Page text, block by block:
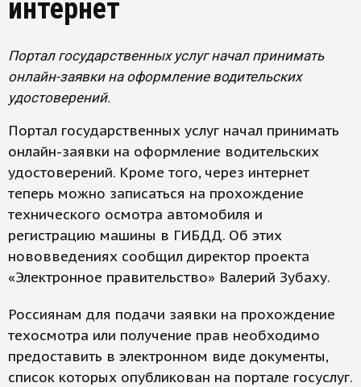
интернет
Портал государственных услуг начал принимать
онлайн-заявки на оформление водительских
удостоверений.
Портал государственных услуг начал принимать
онлайн-заявки на оформление водительских
удостоверений. Кроме того, через интернет
теперь можно записаться на прохождение
технического осмотра автомобиля и
регистрацию машины в ГИБДД. Об этих
нововведениях сообщил директор проекта
«Электронное правительство» Валерий Зубаху.
Россиянам для подачи заявки на прохождение
техосмотра или получение прав необходимо
предоставить в электронном виде документы,
список которых опубликован на портале госуслуг.